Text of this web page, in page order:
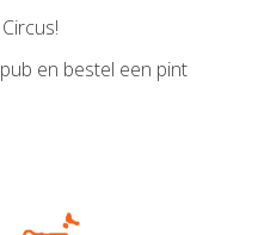
en bestel een pint